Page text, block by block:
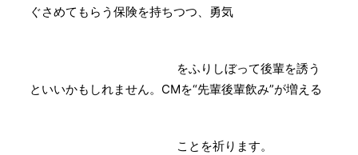
ぐさめてもらう保険を持ちつつ、勇気
をふりしぼって後輩を誘う
といいかもしれません。CMを“先輩後輩飲み”が増える
ことを祈ります。